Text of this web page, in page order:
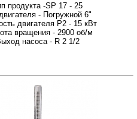
продукта -SP 17 - 25
- Погружной 6"
двигателя Р2 - 15 кВт
вращения - 2900 об/м
насоса - R 2 1/2